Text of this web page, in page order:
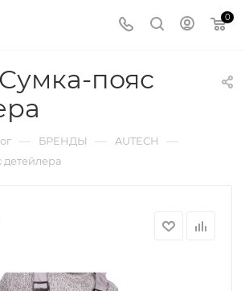
0
пояс
— БРЕНДЫ — AUTECH —
детейлера